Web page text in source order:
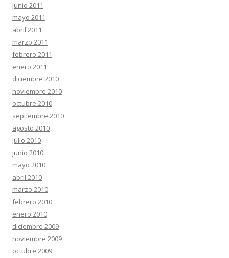
junio 2011
mayo 2011
abril 2011
marzo 2011
febrero 2011
enero 2011
diciembre 2010
noviembre 2010
octubre 2010
septiembre 2010
agosto 2010
julio 2010
junio 2010
mayo 2010
abril 2010
marzo 2010
febrero 2010
enero 2010
diciembre 2009
noviembre 2009
octubre 2009